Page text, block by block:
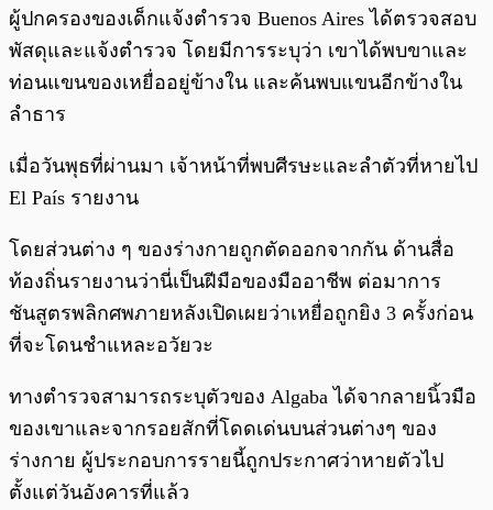
ผู้ปกครองของเด็กแจ้งตำรวจ Buenos Aires ได้ตรวจสอบ
พัสดุและแจ้งตำรวจ โดยมีการระบุว่า เขาได้พบขาและ
ท่อนแขนของเหยื่ออยู่ข้างใน และค้นพบแขนอีกข้างใน
ลำธาร
เมื่อวันพุธที่ผ่านมา เจ้าหน้าที่พบศีรษะและลำตัวที่หายไป
El País รายงาน
โดยส่วนต่าง ๆ ของร่างกายถูกตัดออกจากกัน ด้านสื่อ
ท้องถิ่นรายงานว่านี่เป็นฝีมือของมืออาชีพ ต่อมาการ
ชันสูตรพลิกศพภายหลังเปิดเผยว่าเหยื่อถูกยิง 3 ครั้งก่อน
ที่จะโดนชำแหละอวัยวะ
ทางตำรวจสามารถระบุตัวของ Algaba ได้จากลายนิ้วมือ
ของเขาและจากรอยสักที่โดดเด่นบนส่วนต่างๆ ของ
ร่างกาย ผู้ประกอบการรายนี้ถูกประกาศว่าหายตัวไป
ตั้งแต่วันอังคารที่แล้ว